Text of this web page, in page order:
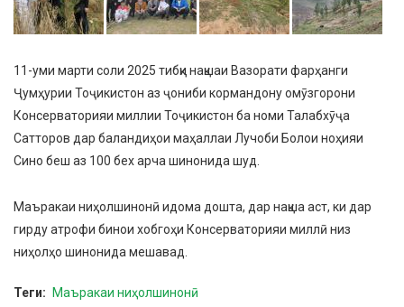
11-уми марти соли 2025 тибқи нақшаи Вазорати фарҳанги
Ҷумҳурии Тоҷикистон аз ҷониби кормандону омӯзгорони
Консерваторияи миллии Тоҷикистон ба номи Талабхӯҷа
Сатторов дар баландиҳои маҳаллаи Лучоби Болои ноҳияи
Сино беш аз 100 бех арча шинонида шуд.
Маъракаи ниҳолшинонӣ идома дошта, дар нақша аст, ки дар
гирду атрофи бинои хобгоҳи Консерваторияи миллӣ низ
ниҳолҳо шинонида мешавад.
Теги
Маъракаи ниҳолшинонӣ